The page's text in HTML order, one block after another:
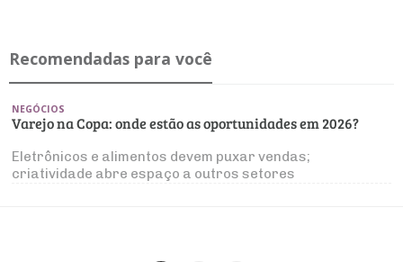
Recomendadas para você
NEGÓCIOS
Varejo na Copa: onde estão as oportunidades em 2026?
Eletrônicos e alimentos devem puxar vendas;
criatividade abre espaço a outros setores